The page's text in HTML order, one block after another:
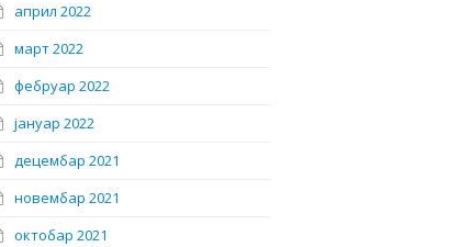
април 2022
март 2022
фебруар 2022
јануар 2022
децембар 2021
новембар 2021
октобар 2021